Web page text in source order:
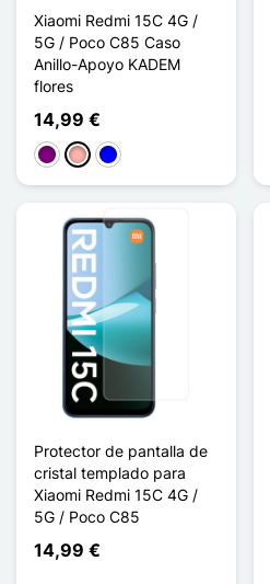
Xiaomi Redmi 15C 4G /
5G / Poco C85 Caso
Anillo-Apoyo KADEM
flores
14,99 €
PúrpuraOro rosa
Azul
Protector de pantalla de
cristal templado para
Xiaomi Redmi 15C 4G /
5G / Poco C85
14,99 €